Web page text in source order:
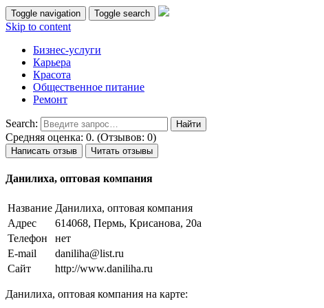
Toggle navigation Toggle search
Skip to content
Бизнес-услуги
Карьера
Красота
Общественное питание
Ремонт
Search:
Средняя оценка: 0. (Отзывов: 0)
Написать отзыв Читать отзывы
Данилиха, оптовая компания
Название Данилиха, оптовая компания
Адрес
614068, Пермь, Крисанова, 20а
Телефон
нет
E-mail
daniliha@list.ru
Сайт
http://www.daniliha.ru
Данилиха, оптовая компания на карте: